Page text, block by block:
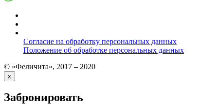
Согласие на обработку персональных данных
Положение об обработке персональных данных
© «Феличита», 2017 – 2020
x
Забронировать